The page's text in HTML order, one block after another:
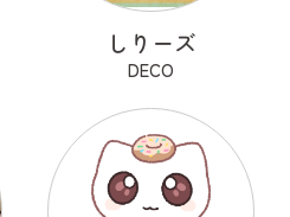
しりーズ
DECO